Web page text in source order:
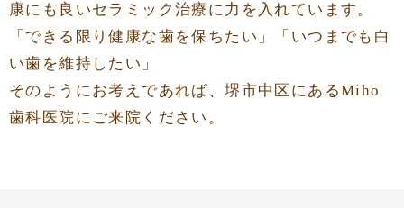
康にも良いセラミック治療に力を入れています。
「できる限り健康な歯を保ちたい」「いつまでも白
い歯を維持したい」
そのようにお考えであれば、堺市中区にあるMiho
歯科医院にご来院ください。